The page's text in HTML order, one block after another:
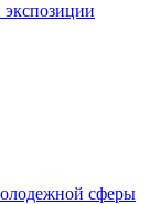
сферы